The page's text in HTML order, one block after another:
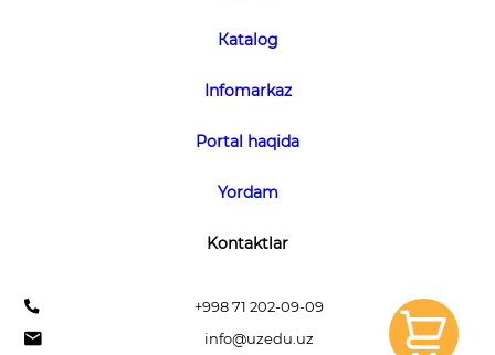
Кatalog
Infomarkaz
Portal haqida
Yordam
Kontaktlar
+998 71 202-09-09
info@uzedu.uz